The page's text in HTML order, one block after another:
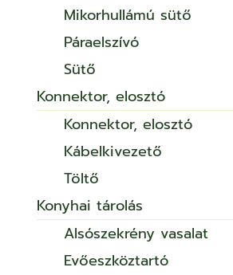
Mikorhullámú sütő
Páraelszívó
Sütő
Konnektor, elosztó
Konnektor, elosztó
Kábelkivezető
Töltő
Konyhai tárolás
Alsószekrény vasalat
Evőeszköztartó